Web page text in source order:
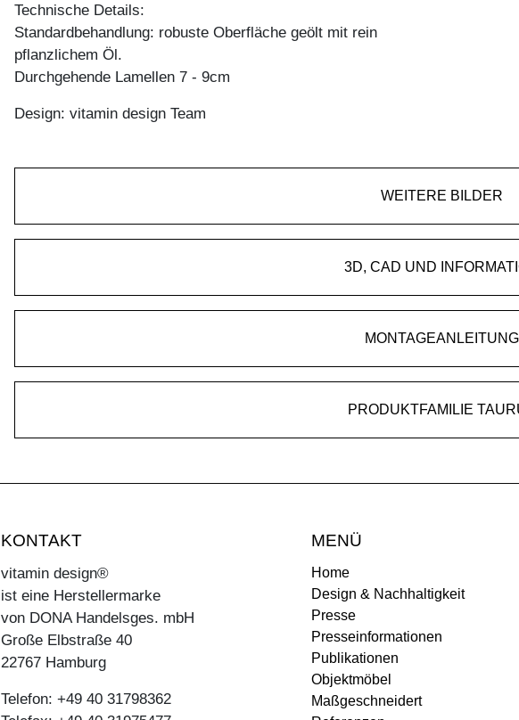
Technische Details:
Standardbehandlung: robuste Oberfläche geölt mit rein
pflanzlichem Öl.
Durchgehende Lamellen 7 - 9cm
Design: vitamin design Team
WEITERE BILDER
3D, CAD UND
MONTAGEANLEITUNG
PRODUKTFAMILIE
KONTAKT
vitamin design®
ist eine Herstellermarke
von DONA Handelsges. mbH
Große Elbstraße 40
22767 Hamburg
Telefon: +49 40 31798362
MENÜ
Home
Design & Nachhaltigkeit
Presse
Presseinformationen
Publikationen
Objektmöbel
Maßgeschneidert